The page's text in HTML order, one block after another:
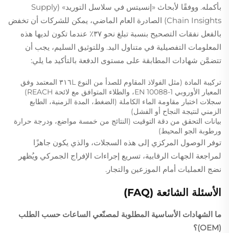
بأكمله. ووفقًا لأبحاث «إنسيتس في سلاسل التوريد» (Supply
Chain Insights) الصادرة العام الماضي، يمكن للشركات أن تخفض
بالفعل نفقات التصحيح بنسبة تبلغ نحو ٣٧٪ عندما تكون لديها هذه
المعلومات التفصيلية في متناول اليد. وللتوثيق السليم، يجب أن
تتضمَّن شهادات المطابقة على مستوى الدفعة بالتأكيد ما يلي:
تركيبة المادة (مثل الفولاذ المقاوم للصدأ من النوع ٣١٦L المعتمد وفق
المعيار الأوروبي EN 10088-1، والطلاء المتوافق مع لائحة REACH)
سجلات اختبار مقاومة الماء الكاملة (الضغط، المدة الزمنية، الطابع
الزمني لنتيجة النجاح أو الفشل)
بيانات التحقق من دقة التوقيت (النتائج من خمسة مواضع، ودرجة حرارة
ورطوبة الجو المحيط)
توفر الوصول المركزي إلى هذه السجلات، والذي يكون جاهزًا
لمراجعة الجهات الرقابية، تسريع إجراءات الإفراج الجمركي ويُظهر
نضج العمليات أمام الموزعين والتجار.
الأسئلة الشائعة (FAQ)
ما الشهادات الأساسية المطلوبة لمصنّعي الساعات حسب الطلب
(OEM)؟